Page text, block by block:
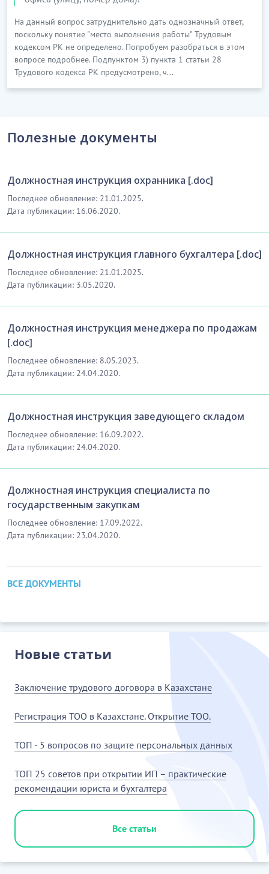
На данный вопрос затруднительно дать однозначный ответ,
поскольку понятие "место выполнения работы" Трудовым
кодексом РК не определено. Попробуем разобраться в этом
вопросе подробнее. Подпунктом 3) пункта 1 статьи 28
Трудового кодекса РК предусмотрено, ч...
Полезные документы
Должностная инструкция охранника [.doc]
Последнее обновление: 21.01.2025.
Дата публикации: 16.06.2020.
Должностная инструкция главного бухгалтера [.doc]
Последнее обновление: 21.01.2025.
Дата публикации: 3.05.2020.
Должностная инструкция менеджера по продажам
[.doc]
Последнее обновление: 8.05.2023.
Дата публикации: 24.04.2020.
Должностная инструкция заведующего складом
Последнее обновление: 16.09.2022.
Дата публикации: 24.04.2020.
Должностная инструкция специалиста по
государственным закупкам
Последнее обновление: 17.09.2022.
Дата публикации: 23.04.2020.
ВСЕ ДОКУМЕНТЫ
Новые статьи
Заключение трудового договора в Казахстане
Регистрация ТОО в Казахстане. Открытие ТОО.
ТОП - 5 вопросов по защите персональных данных
ТОП 25 советов при открытии ИП – практические
рекомендации юриста и бухгалтера
Все статьи